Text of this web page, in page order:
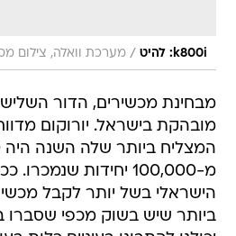
k800i: להיט / מערכת וואלה, צילום
מבחינת מכשירים, הדור
מובהקת בישראל. יורוקום
מ-100,000 יחידות
הישראלי בשל יותר לקבל
ביותר שיש בשוק מכפי